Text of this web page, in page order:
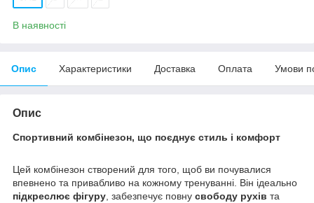
В наявності
Опис Характеристики Доставка Оплата Умови
Опис
Спортивний комбінезон, що поєднує стиль і комфорт
​Цей комбінезон створений для того, щоб ви почувалися
впевнено та привабливо на кожному тренуванні. Він ідеально
підкреслює фігуру , забезпечує повну свободу рухів та